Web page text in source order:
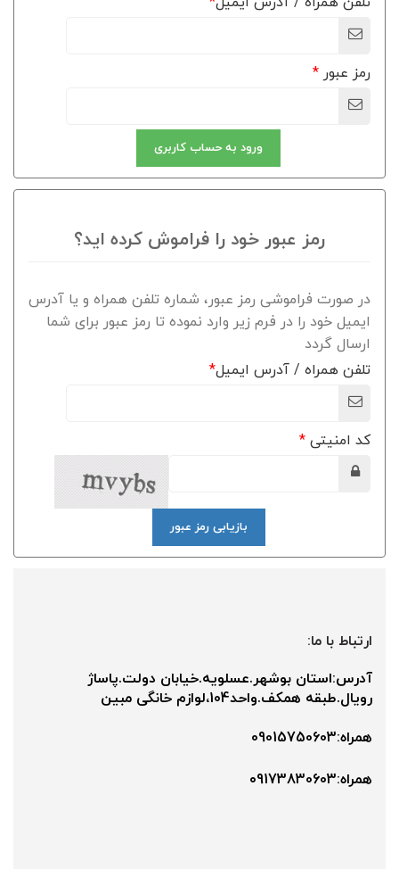
رمز عبور *
ورود به حساب کاربری
رمز عبور خود را فراموش کرده اید؟
در صورت فراموشی رمز عبور، شماره تلفن همراه و یا آدرس
ایمیل خود را در فرم زیر وارد نموده تا رمز عبور برای شما
ارسال گردد
تلفن همراه / آدرس ایمیل*
کد امنیتی *
بازیابی رمز عبور
ارتباط با ما:
آدرس:استان بوشهر.عسلویه.خیابان دولت.پاساژ
رویال.طبقه همکف.واحد104،لوازم خانگی مبین
همراه:09015750603
همراه:۰9173830603